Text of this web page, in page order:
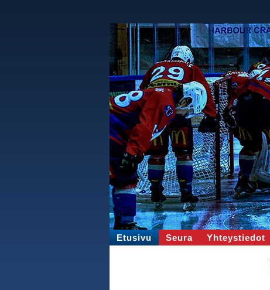
Etusivu Seura Yhteystiedot